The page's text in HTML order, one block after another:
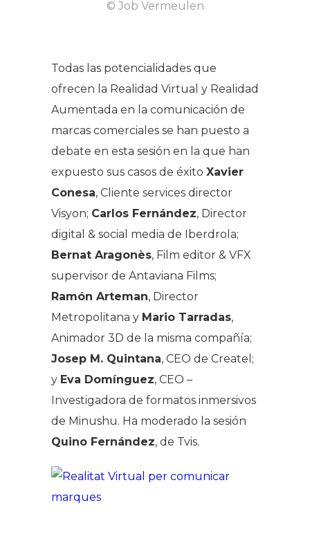
© Job Vermeulen
Todas las potencialidades que
ofrecen la Realidad Virtual y Realidad
Aumentada en la comunicación de
marcas comerciales se han puesto a
debate en esta sesión en la que han
expuesto sus casos de éxito Xavier
Conesa, Cliente services director
Visyon; Carlos Fernández, Director
digital & social media de Iberdrola;
Bernat Aragonès, Film editor & VFX
supervisor de Antaviana Films;
Ramón Arteman, Director
Metropolitana y Mario Tarradas,
Animador 3D de la misma compañía;
Josep M. Quintana, CEO de Createl;
y Eva Domínguez, CEO –
Investigadora de formatos inmersivos
de Minushu. Ha moderado la sesión
Quino Fernández, de Tvis.